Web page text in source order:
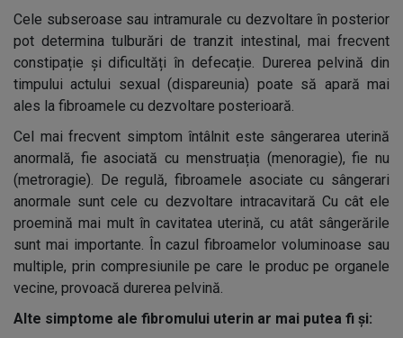
Cele subseroase sau intramurale cu dezvoltare în posterior
pot determina tulburări de tranzit intestinal, mai frecvent
constipație și dificultăți în defecație. Durerea pelvină din
timpului actului sexual (dispareunia) poate să apară mai
ales la fibroamele cu dezvoltare posterioară.
Cel mai frecvent simptom întâlnit este sângerarea uterină
anormală, fie asociată cu menstruația (menoragie), fie nu
(metroragie). De regulă, fibroamele asociate cu sângerari
anormale sunt cele cu dezvoltare intracavitară Cu cât ele
proemină mai mult în cavitatea uterină, cu atât sângerările
sunt mai importante. În cazul fibroamelor voluminoase sau
multiple, prin compresiunile pe care le produc pe organele
vecine, provoacă durerea pelvină.
Alte simptome ale fibromului uterin ar mai putea fi și: